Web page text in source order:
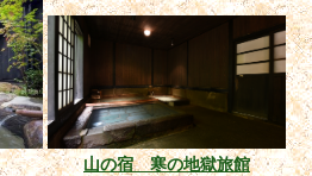
山の宿 寒の地獄旅館